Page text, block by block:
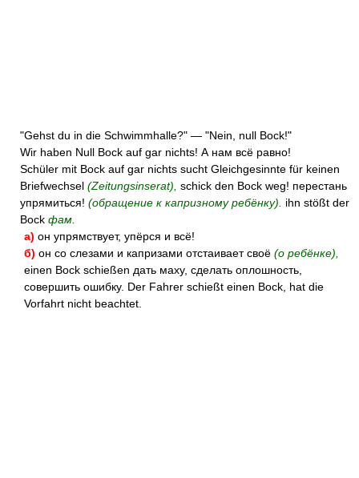
"Gehst du in die Schwimmhalle?" — "Nein, null Bock!"
Wir haben Null Bock auf gar nichts! А нам всё равно!
Schüler mit Bock auf gar nichts sucht Gleichgesinnte für keinen
Briefwechsel (Zeitungsinserat), schick den Bock weg! перестань
упрямиться! (обращение к капризному ребёнку). ihn stößt der
Bock фам.
а) он упрямствует, упёрся и всё!
б) он со слезами и капризами отстаивает своё (о ребёнке),
einen Bock schießen дать маху, сделать оплошность,
совершить ошибку. Der Fahrer schießt einen Bock, hat die
Vorfahrt nicht beachtet.